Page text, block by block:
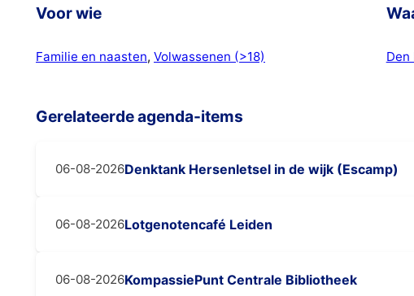
Voor wie
Familie en naasten, Volwassenen (>18) Den
Gerelateerde agenda-items
06-08-2026Denktank Hersenletsel in de wijk (Escamp)
06-08-2026Lotgenotencafé Leiden
06-08-2026KompassiePunt Centrale Bibliotheek